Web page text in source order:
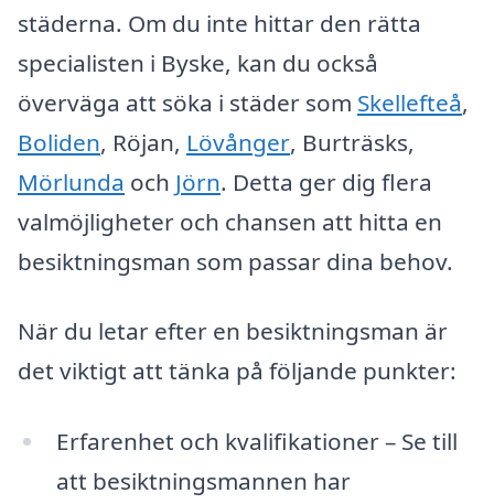
städerna. Om du inte hittar den rätta
specialisten i Byske, kan du också
överväga att söka i städer som Skellefteå,
Boliden, Röjan, Lövånger, Burträsks,
Mörlunda och Jörn. Detta ger dig flera
valmöjligheter och chansen att hitta en
besiktningsman som passar dina behov.
När du letar efter en besiktningsman är
det viktigt att tänka på följande punkter:
Erfarenhet och kvalifikationer – Se till
att besiktningsmannen har